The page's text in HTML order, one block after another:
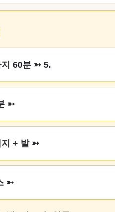
지 60분 ➳ 5.
➳
지 + 발 ➳
➳